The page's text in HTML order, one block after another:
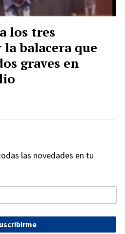
los tres
balacera que
graves en
las novedades en tu